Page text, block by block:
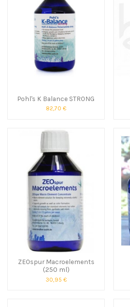
Pohl's K Balance STRONG
82,70 €
ZEOspur Macroelements
(250 ml)
30,95 €